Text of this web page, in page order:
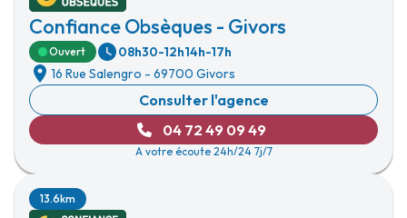
Confiance Obsèques - Givors
Ouvert 08h30-12h14h-17h
16 Rue Salengro - 69700 Givors
Consulter l'agence
04 72 49 09 49
A votre écoute 24h/24 7j/7
13.6km